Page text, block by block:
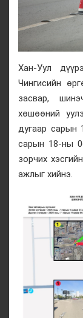
Хан-Уул
Чингисийн
засвар,
хөшөөний
дугаар сарын
сарын 18-ны
зорчих
ажлыг хийнэ.